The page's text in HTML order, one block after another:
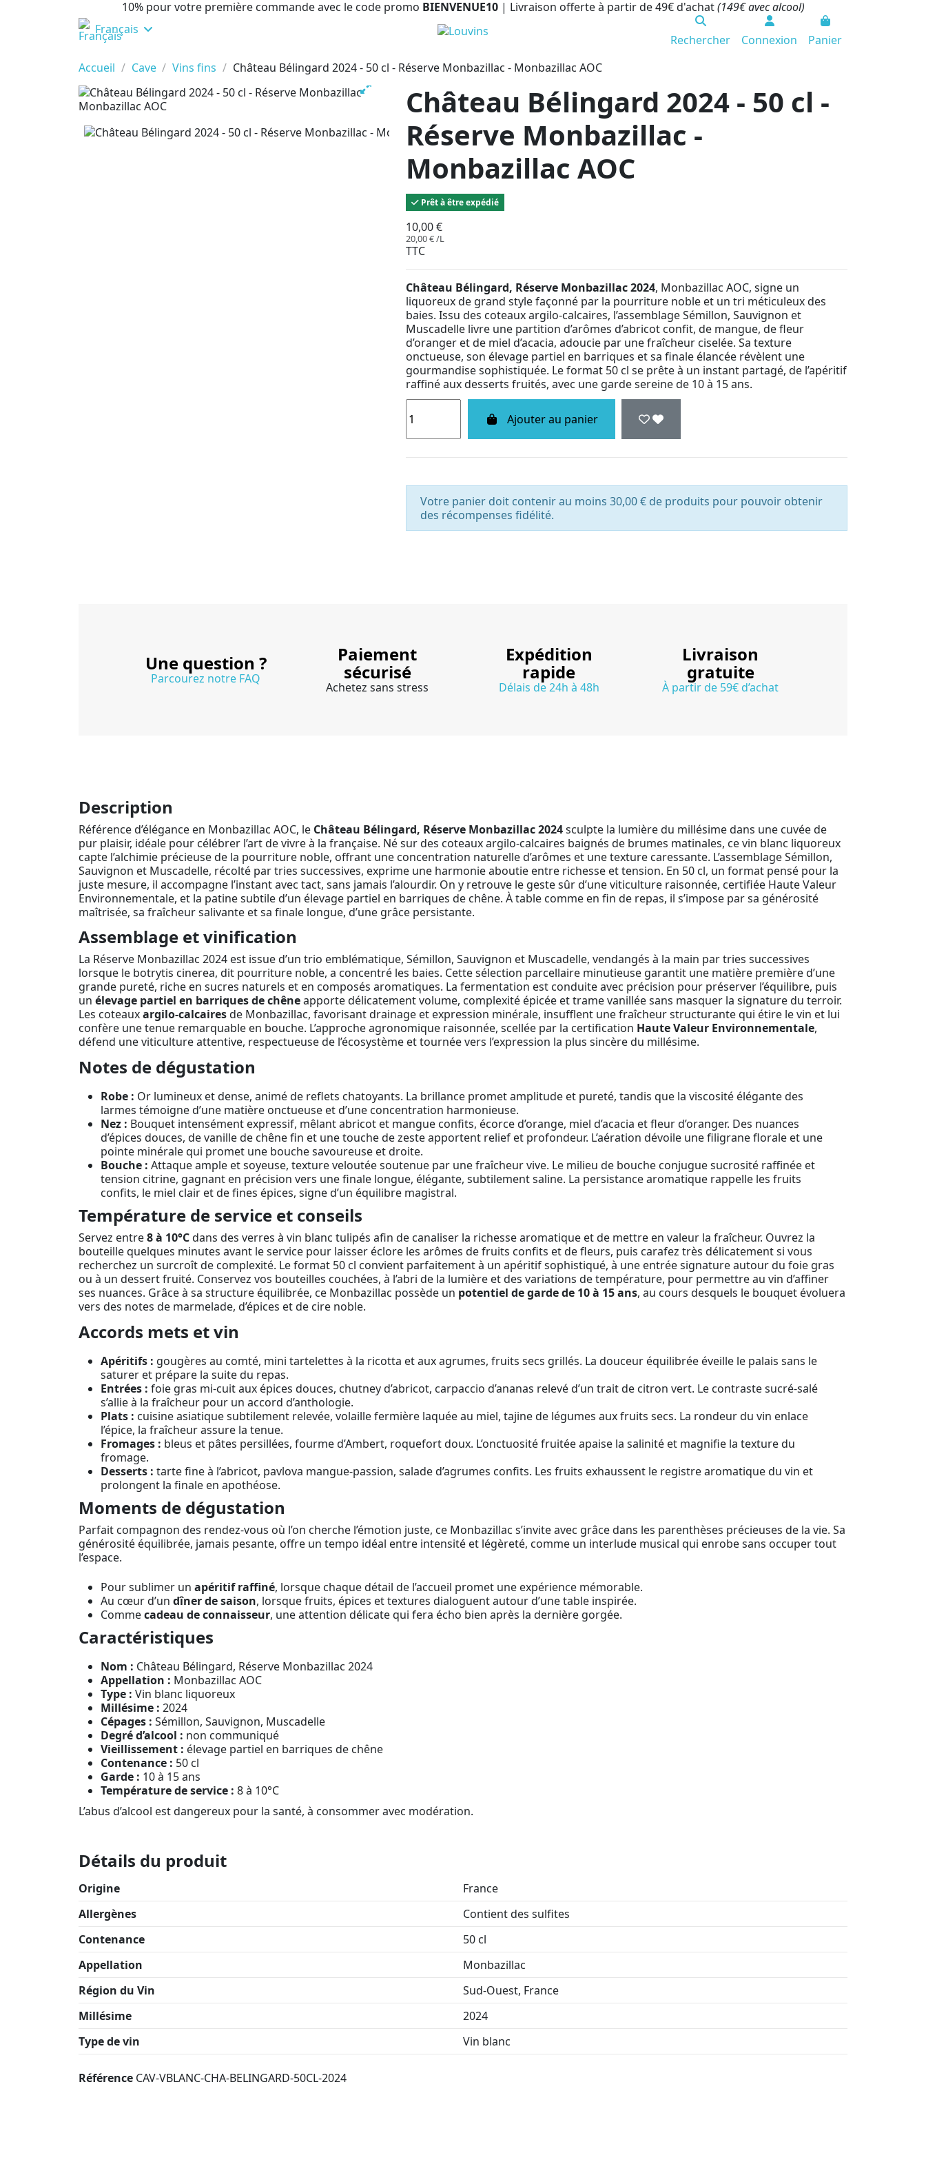
10% pour votre première commande avec le code promo BIENVENUE10 | Livraison offerte à partir de 49€ d'achat(149€ avec alcool)
Français
Rechercher Connexion
Panier
Accueil
Cave Vins fins Château Bélingard 2024 - 50 cl - Réserve Monbazillac - Monbazillac AOC
Château Bélingard 2024 - 50 cl -
Réserve Monbazillac -
Monbazillac AOC
Prêt à être expédié
10,00 €
20,00 € /L
TTC
Château Bélingard, Réserve Monbazillac 2024, Monbazillac AOC, signe un
liquoreux de grand style façonné par la pourriture noble et un tri méticuleux des
baies. Issu des coteaux argilo-calcaires, l’assemblage Sémillon, Sauvignon et
Muscadelle livre une partition d’arômes d’abricot confit, de mangue, de fleur
d’oranger et de miel d’acacia, adoucie par une fraîcheur ciselée. Sa texture
onctueuse, son élevage partiel en barriques et sa finale élancée révèlent une
gourmandise sophistiquée. Le format 50 cl se prête à un instant partagé, de l’apéritif
raffiné aux desserts fruités, avec une garde sereine de 10 à 15 ans.
Ajouter au panier
Votre panier doit contenir au moins 30,00 € de produits pour pouvoir obtenir
des récompenses fidélité.
Une question ?
Parcourez notre FAQ
Paiement
sécurisé
Achetez sans stress
Expédition
rapide
Délais de 24h à 48h
Livraison
gratuite
À partir de 59€ d’achat
Description
Référence d’élégance en Monbazillac AOC, le Château Bélingard, Réserve Monbazillac 2024sculpte la lumière du millésime dans une cuvée de
pur plaisir, idéale pour célébrer l’art de vivre à la française. Né sur des coteaux argilo-calcaires baignés de brumes matinales, ce vin blanc liquoreux
capte l’alchimie précieuse de la pourriture noble, offrant une concentration naturelle d’arômes et une texture caressante. L’assemblage Sémillon,
Sauvignon et Muscadelle, récolté par tries successives, exprime une harmonie aboutie entre richesse et tension. En 50 cl, un format pensé pour la
juste mesure, il accompagne l’instant avec tact, sans jamais l’alourdir. On y retrouve le geste sûr d’une viticulture raisonnée, certifiée Haute Valeur
Environnementale, et la patine subtile d’un élevage partiel en barriques de chêne. À table comme en fin de repas, il s’impose par sa générosité
maîtrisée, sa fraîcheur salivante et sa finale longue, d’une grâce persistante.
Assemblage et vinification
La Réserve Monbazillac 2024 est issue d’un trio emblématique, Sémillon, Sauvignon et Muscadelle, vendangés à la main par tries successives
lorsque le botrytis cinerea, dit pourriture noble, a concentré les baies. Cette sélection parcellaire minutieuse garantit une matière première d’une
grande pureté, riche en sucres naturels et en composés aromatiques. La fermentation est conduite avec précision pour préserver l’équilibre, puis
un élevage partiel en barriques de chêneapporte délicatement volume, complexité épicée et trame vanillée sans masquer la signature du terroir.
Les coteauxargilo-calcairesde Monbazillac, favorisant drainage et expression minérale, insufflent une fraîcheur structurante qui étire le vin et lui
confère une tenue remarquable en bouche. L’approche agronomique raisonnée, scellée par la certification Haute Valeur Environnementale,
défend une viticulture attentive, respectueuse de l’écosystème et tournée vers l’expression la plus sincère du millésime.
Notes de dégustation
Robe : Or lumineux et dense, animé de reflets chatoyants. La brillance promet amplitude et pureté, tandis que la viscosité élégante des
larmes témoigne d’une matière onctueuse et d’une concentration harmonieuse.
Nez : Bouquet intensément expressif, mêlant abricot et mangue confits, écorce d’orange, miel d’acacia et fleur d’oranger. Des nuances
d’épices douces, de vanille de chêne fin et une touche de zeste apportent relief et profondeur. L’aération dévoile une filigrane florale et une
pointe minérale qui promet une bouche savoureuse et droite.
Bouche : Attaque ample et soyeuse, texture veloutée soutenue par une fraîcheur vive. Le milieu de bouche conjugue sucrosité raffinée et
tension citrine, gagnant en précision vers une finale longue, élégante, subtilement saline. La persistance aromatique rappelle les fruits
confits, le miel clair et de fines épices, signe d’un équilibre magistral.
Température de service et conseils
Servez entre8 à 10°Cdans des verres à vin blanc tulipés afin de canaliser la richesse aromatique et de mettre en valeur la fraîcheur. Ouvrez la
bouteille quelques minutes avant le service pour laisser éclore les arômes de fruits confits et de fleurs, puis carafez très délicatement si vous
recherchez un surcroît de complexité. Le format 50 cl convient parfaitement à un apéritif sophistiqué, à une entrée signature autour du foie gras
ou à un dessert fruité. Conservez vos bouteilles couchées, à l’abri de la lumière et des variations de température, pour permettre au vin d’affiner
ses nuances. Grâce à sa structure équilibrée, ce Monbazillac possède un potentiel de garde de 10 à 15 ans, au cours desquels le bouquet évoluera
vers des notes de marmelade, d’épices et de cire noble.
Accords mets et vin
Apéritifs : gougères au comté, mini tartelettes à la ricotta et aux agrumes, fruits secs grillés. La douceur équilibrée éveille le palais sans le
saturer et prépare la suite du repas.
Entrées : foie gras mi-cuit aux épices douces, chutney d’abricot, carpaccio d’ananas relevé d’un trait de citron vert. Le contraste sucré-salé
s’allie à la fraîcheur pour un accord d’anthologie.
Plats : cuisine asiatique subtilement relevée, volaille fermière laquée au miel, tajine de légumes aux fruits secs. La rondeur du vin enlace
l’épice, la fraîcheur assure la tenue.
Fromages : bleus et pâtes persillées, fourme d’Ambert, roquefort doux. L’onctuosité fruitée apaise la salinité et magnifie la texture du
fromage.
Desserts : tarte fine à l’abricot, pavlova mangue-passion, salade d’agrumes confits. Les fruits exhaussent le registre aromatique du vin et
prolongent la finale en apothéose.
Moments de dégustation
Parfait compagnon des rendez-vous où l’on cherche l’émotion juste, ce Monbazillac s’invite avec grâce dans les parenthèses précieuses de la vie. Sa
générosité équilibrée, jamais pesante, offre un tempo idéal entre intensité et légèreté, comme un interlude musical qui enrobe sans occuper tout
l’espace.
Pour sublimer un apéritif raffiné, lorsque chaque détail de l’accueil promet une expérience mémorable.
Au cœur d’un dîner de saison, lorsque fruits, épices et textures dialoguent autour d’une table inspirée.
Commecadeau de connaisseur, une attention délicate qui fera écho bien après la dernière gorgée.
Caractéristiques
Nom : Château Bélingard, Réserve Monbazillac 2024
Appellation : Monbazillac AOC
Type : Vin blanc liquoreux
Millésime : 2024
Cépages : Sémillon, Sauvignon, Muscadelle
Degré d’alcool : non communiqué
Vieillissement : élevage partiel en barriques de chêne
Contenance : 50 cl
Garde : 10 à 15 ans
Température de service : 8 à 10°C
L’abus d’alcool est dangereux pour la santé, à consommer avec modération.
Détails du produit
Origine
France
Allergènes
Contient des sulfites
Contenance
50 cl
Appellation
Monbazillac
Région du Vin
Sud-Ouest, France
Millésime
2024
Type de vin
Vin blanc
Référence CAV-VBLANC-CHA-BELINGARD-50CL-2024